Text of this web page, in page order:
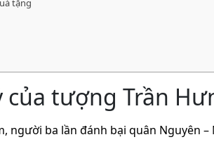
tặng
tượng Trần
ba lần đánh bại quân Nguyên –